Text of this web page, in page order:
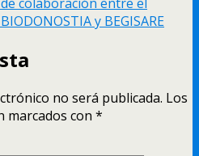
y BEGISARE
no será publicada. Los
marcados con *